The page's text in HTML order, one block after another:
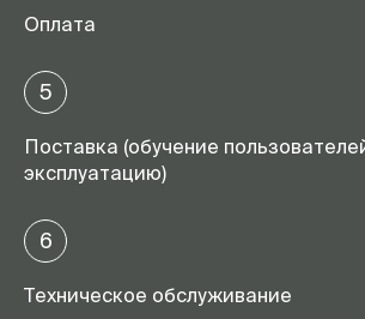
Оплата
5
Поставка (обучение
эксплуатацию)
6
Техническое обслуживание